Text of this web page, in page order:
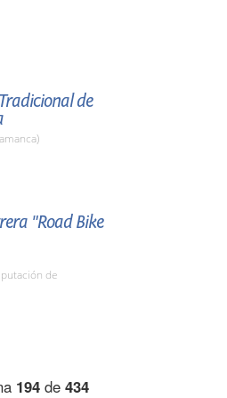
de
"Road Bike
de
194de 434